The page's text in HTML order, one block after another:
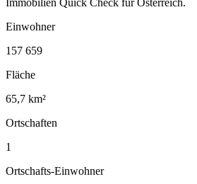
Einwohner
157 659
Fläche
65,7 km²
Ortschaften
1
Ortschafts-Einwohner